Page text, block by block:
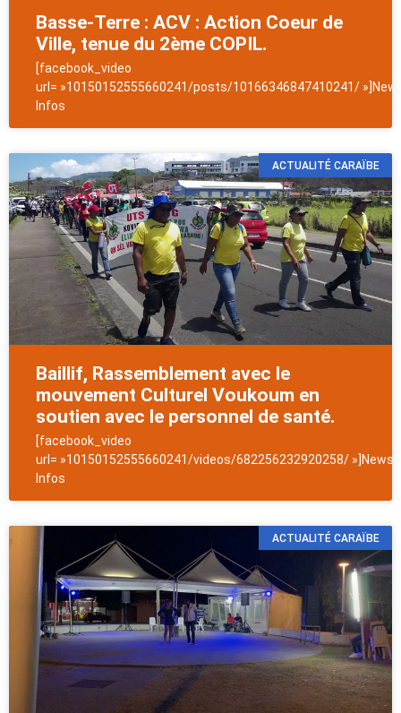
Basse-Terre : ACV : Action Coeur de
Ville, tenue du 2ème COPIL.
[facebook_video
url= »10150152555660241/posts/10166346847410241/
Infos
ACTUALITÉ CARAÏBE
Baillif, Rassemblement avec le
mouvement Culturel Voukoum en
soutien avec le personnel de santé.
[facebook_video
url= »10150152555660241/videos/682256232920258/
Infos
ACTUALITÉ CARAÏBE